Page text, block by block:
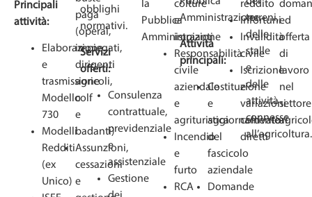
Principali
attività:
Elaborazione
e
trasmissione
Modello
730
Modelli
Redditi
(ex
Unico)
paga
(operai,
impiegati,
dirigenti
agricoli,
colf
e
badanti)
Assunzioni,
cessazioni
e
obblighi
normativi.
Servizi
offerti:
Consulenza
contrattuale,
previdenziale
e
assistenziale
Gestione
la
Pubblica
Amministrazione
colture
e
impianti
Responsabilità
civile
aziendale
e
agrituristica
Incendio
e
furto
RCA
Amministrazione.
Attività
principali:
Costituzione
e
aggiornamento
del
fascicolo
aziendale
Domande
reddito
Infortuni
Invalidità
civile
Iscrizione
e
variazioni
coltivatori
diretti
terreni,
delle
stalle
e
delle
attività
connesse
all’agricoltura.
ed
offerta
di
lavoro
nel
settore